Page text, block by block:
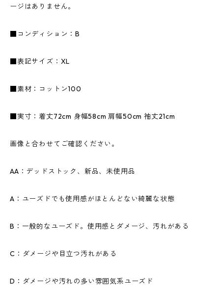
ージはありません。
■コンディション：B
■表記サイズ：XL
■素材：コットン100
■実寸：着丈72cm 身幅58cm 肩幅50cm 袖丈21cm
画像と合わせてご確認ください。
AA：デッドストック、新品、未使用品
A：ユーズドでも使用感がほとんどない綺麗な状態
B：一般的なユーズド。使用感とダメージ、汚れがある
C：ダメージや目立つ汚れがある
D：ダメージや汚れの多い雰囲気系ユーズド